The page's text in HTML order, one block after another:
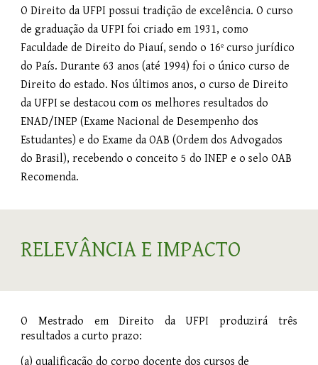
O Direito da UFPI possui tradição de excelência. O curso
de graduação da UFPI foi criado em 1931, como
Faculdade de Direito do Piauí, sendo o 16º curso jurídico
do País. Durante 63 anos (até 1994) foi o único curso de
Direito do estado. Nos últimos anos, o curso de Direito
da UFPI se destacou com os melhores resultados do
ENAD/INEP (Exame Nacional de Desempenho dos
Estudantes) e do Exame da OAB (Ordem dos Advogados
do Brasil), recebendo o conceito 5 do INEP e o selo OAB
Recomenda.
RELEVÂNCIA E IMPACTO
O Mestrado em Direito da UFPI produzirá três
resultados a curto prazo:
(a) qualificação do corpo docente dos cursos de